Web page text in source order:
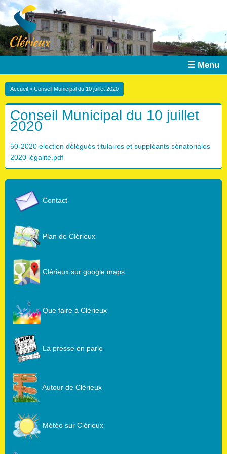
☰ Menu
Accueil > Conseil Municipal du 10 juillet 2020
Conseil Municipal du 10 juillet
2020
50-2020 election délégués titulaires et suppléants sénatoriales
2020 légalité.pdf
Contact
Plan de Clérieux
Clérieux sur google maps
Que faire à Clérieux
La presse en parle
Autour de Clérieux
Météo sur Clérieux